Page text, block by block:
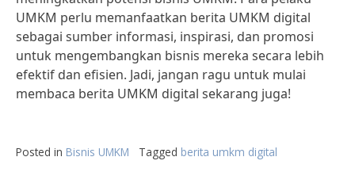
UMKM perlu memanfaatkan berita UMKM digital
sebagai sumber informasi, inspirasi, dan promosi
untuk mengembangkan bisnis mereka secara lebih
efektif dan efisien. Jadi, jangan ragu untuk mulai
membaca berita UMKM digital sekarang juga!
Posted in Bisnis UMKM Tagged berita umkm digital